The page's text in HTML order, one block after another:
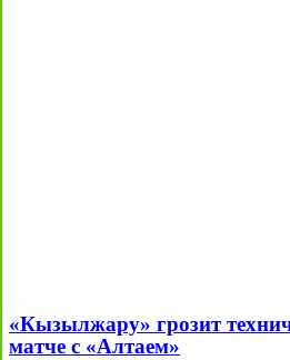
«Кызылжару» грозит
матче с «Алтаем»